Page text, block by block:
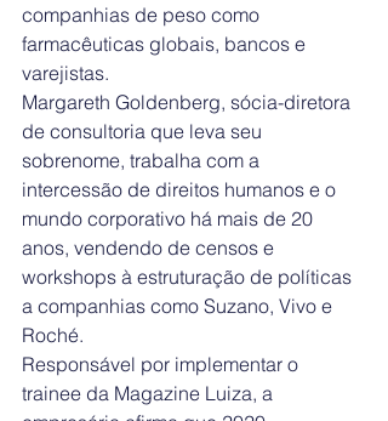
companhias de peso como
farmacêuticas globais, bancos e
varejistas.
Margareth Goldenberg, sócia-diretora
de consultoria que leva seu
sobrenome, trabalha com a
intercessão de direitos humanos e o
mundo corporativo há mais de 20
anos, vendendo de censos e
workshops à estruturação de políticas
a companhias como Suzano, Vivo e
Roché.
Responsável por implementar o
trainee da Magazine Luiza, a